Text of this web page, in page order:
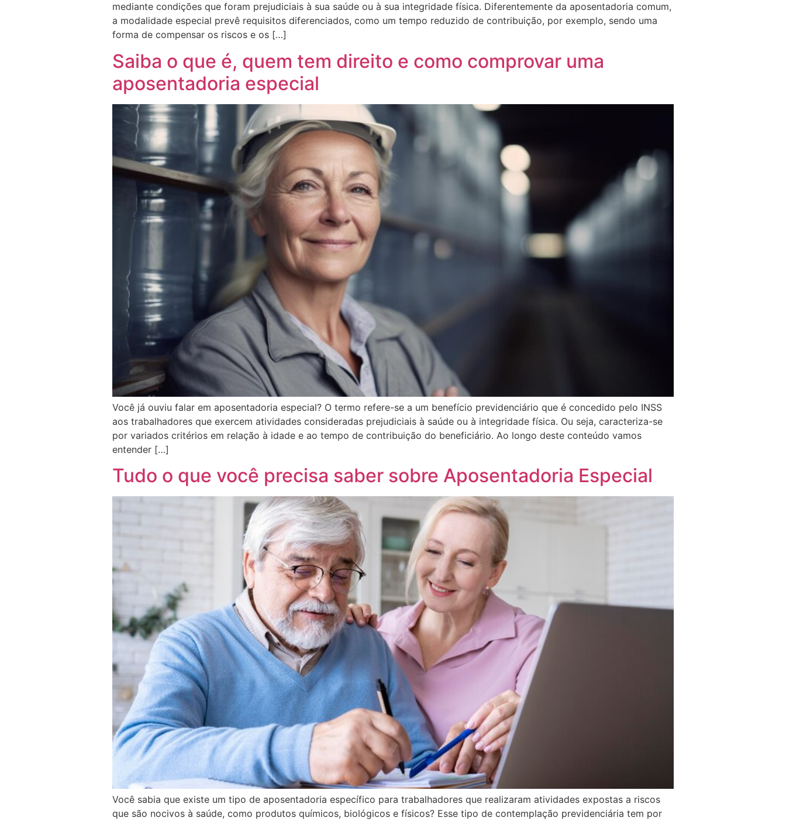
mediante condições que foram prejudiciais à sua saúde ou à sua integridade física. Diferentemente da aposentadoria comum,
a modalidade especial prevê requisitos diferenciados, como um tempo reduzido de contribuição, por exemplo, sendo uma
forma de compensar os riscos e os […]
Saiba o que é, quem tem direito e como comprovar uma
aposentadoria especial
Você já ouviu falar em aposentadoria especial? O termo refere-se a um benefício previdenciário que é concedido pelo INSS
aos trabalhadores que exercem atividades consideradas prejudiciais à saúde ou à integridade física. Ou seja, caracteriza-se
por variados critérios em relação à idade e ao tempo de contribuição do beneficiário. Ao longo deste conteúdo vamos
entender […]
Tudo o que você precisa saber sobre Aposentadoria Especial
Você sabia que existe um tipo de aposentadoria específico para trabalhadores que realizaram atividades expostas a riscos
que são nocivos à saúde, como produtos químicos, biológicos e físicos? Esse tipo de contemplação previdenciária tem por